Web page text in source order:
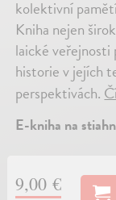
kolektivní
Kniha nejen
laické
historie v jejích
perspektivách.
E-kniha na
9,00 €